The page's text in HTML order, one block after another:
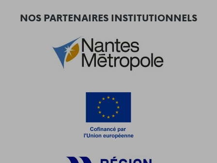
NOS PARTENAIRES INSTITUTIONNELS